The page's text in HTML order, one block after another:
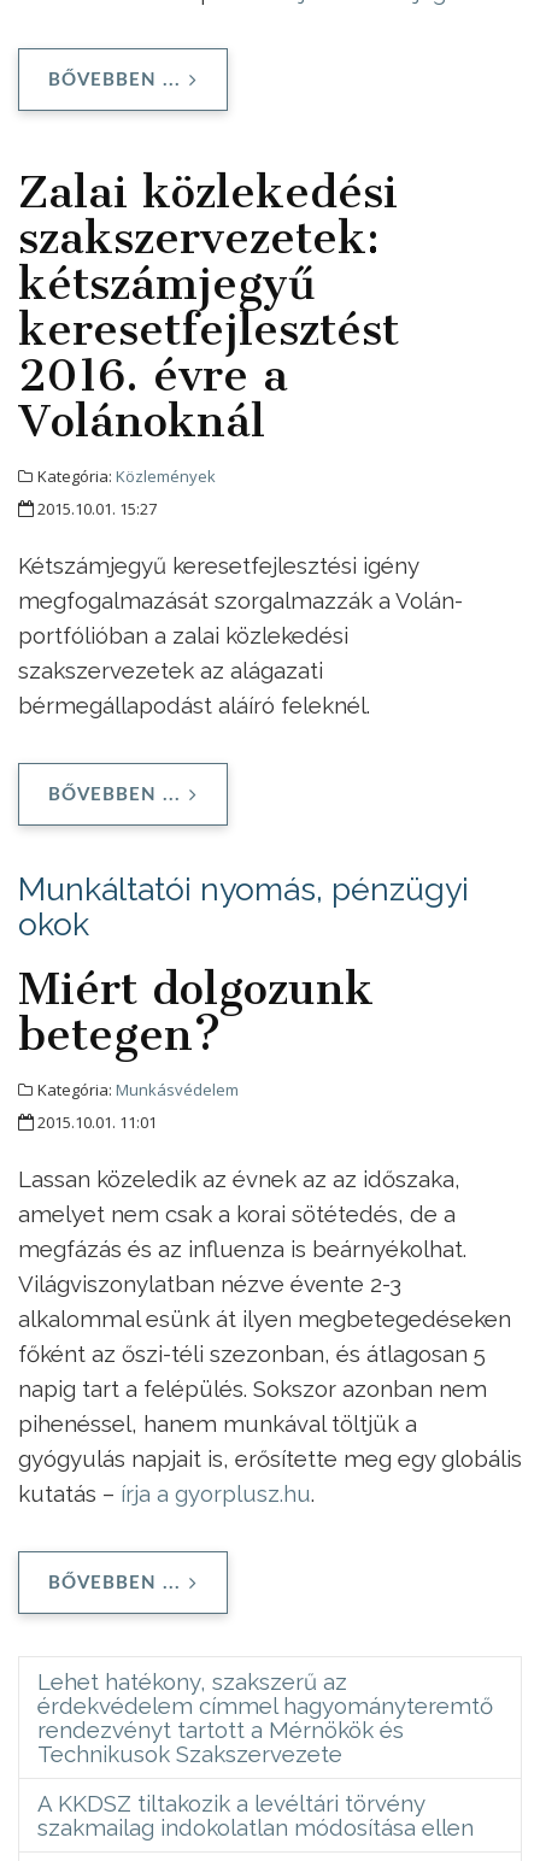
BŐVEBBEN ...
Zalai közlekedési
szakszervezetek:
kétszámjegyű
keresetfejlesztést
2016. évre a
Volánoknál
Kategória: Közlemények
2015.10.01. 15:27
Kétszámjegyű keresetfejlesztési igény
megfogalmazását szorgalmazzák a Volán-
portfólióban a zalai közlekedési
szakszervezetek az alágazati
bérmegállapodást aláíró feleknél.
BŐVEBBEN ...
Munkáltatói nyomás, pénzügyi
okok
Miért dolgozunk
betegen?
Kategória: Munkásvédelem
2015.10.01. 11:01
Lassan közeledik az évnek az az időszaka,
amelyet nem csak a korai sötétedés, de a
megfázás és az influenza is beárnyékolhat.
Világviszonylatban nézve évente 2-3
alkalommal esünk át ilyen megbetegedéseken
főként az őszi-téli szezonban, és átlagosan 5
napig tart a felépülés. Sokszor azonban nem
pihenéssel, hanem munkával töltjük a
gyógyulás napjait is, erősítette meg egy globális
kutatás – írja a gyorplusz.hu.
BŐVEBBEN ...
Lehet hatékony, szakszerű az
érdekvédelem címmel hagyományteremtő
rendezvényt tartott a Mérnökök és
Technikusok Szakszervezete
A KKDSZ tiltakozik a levéltári törvény
szakmailag indokolatlan módosítása ellen